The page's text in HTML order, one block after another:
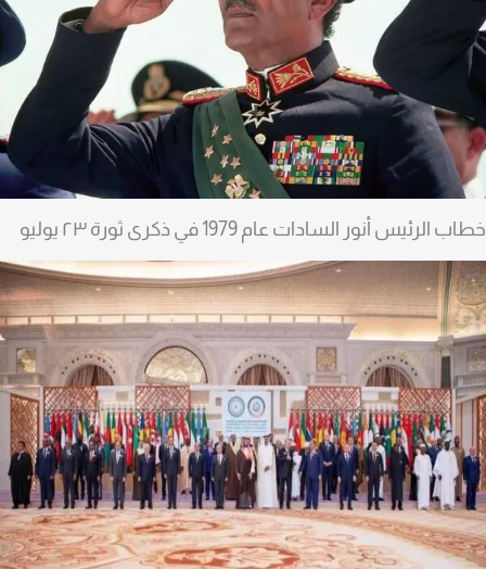
الرئيس أنور السادات عام 1979 في ذكرى ثورة ٢٣ يوليو